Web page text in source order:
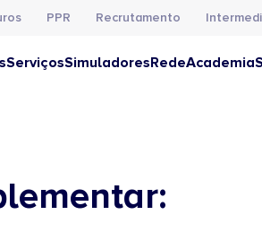
PPR Recrutamento
ServiçosSimuladoresRedeAcademia